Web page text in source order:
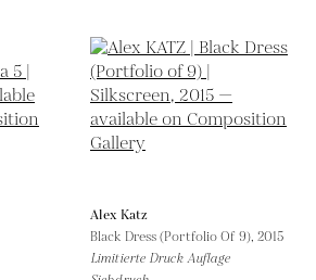
Alex Katz
Black Dress (Portfolio Of 9),2015
Limitierte Druck Auflage